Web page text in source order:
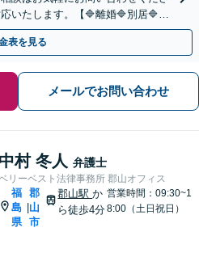
いたします。【🔷離婚🔷別居🔷財
ブル】
表を見る
メールでお問い合わせ
中村 冬人 弁護士
リーベスト法律事務所 郡山オフィス
福
島
県
郡
山
市
郡山駅か
ら徒歩4分
営業時間：09:30~1
8:00（土日祝日）